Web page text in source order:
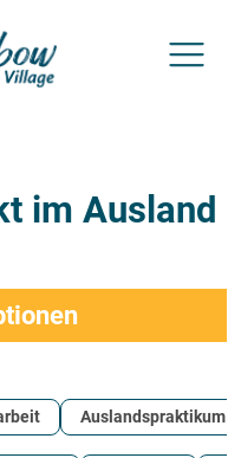
im Ausland
Auslandspraktikum